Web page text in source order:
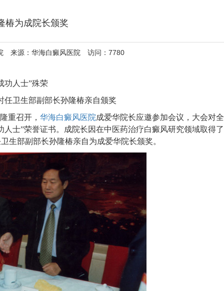
椿为成院长颁奖
来源：华海白癜风医院 访问：7780
功人士”殊荣
任卫生部副部长孙隆椿亲自颁奖
重召开， 华海白癜风医院成爱华院长应邀参加会议，大会对全
士”荣誉证书。成院长因在中医药治疗白癜风研究领域取得了
生部副部长孙隆椿亲自为成爱华院长颁奖。